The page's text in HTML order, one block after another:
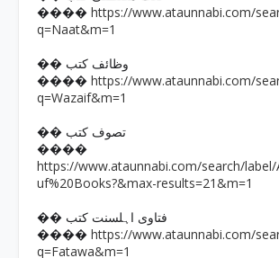
���� https://www.ataunnabi.com/
q=Naat&m=1
�� وظائف کتب
���� https://www.ataunnabi.com/
q=Wazaif&m=1
�� تصوف کتب
����
https://www.ataunnabi.com/search/label/
uf%20Books?&max-results=21&m=1
�� فتاوی اہلسنت کتب
���� https://www.ataunnabi.com/
q=Fatawa&m=1